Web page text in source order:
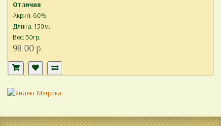
Отличия
Акрил: 60%
Длина: 150м.
Вес: 50гр.
98.00 р.